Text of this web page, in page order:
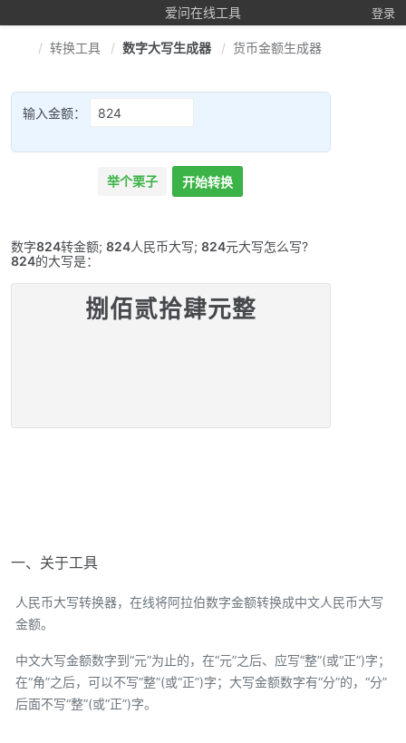
爱问在线工具 登录
转换工具 数字大写生成器 货币金额生成器
输入金额：
举个栗子 开始转换
数字824转金额; 824人民币大写; 824元大写怎么写?
824的大写是：
捌佰贰拾肆元整
一、关于工具
人民币大写转换器，在线将阿拉伯数字金额转换成中文人民币大写
金额。
中文大写金额数字到“元”为止的，在“元”之后、应写“整”(或“正”)字；
在“角”之后，可以不写“整”(或“正”)字；大写金额数字有“分”的，“分”
后面不写“整”(或“正”)字。